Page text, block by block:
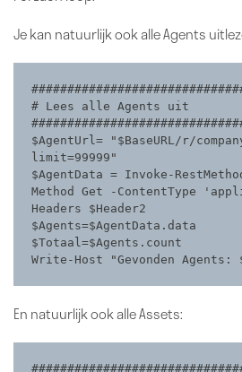
Je kan natuurlijk ook alle Agents
# Lees alle Agents uit
$AgentUrl= "$BaseURL/r/
limit=99999"
$AgentData = Invoke-
Method Get -ContentType
Headers $Header2
$Agents=$AgentData.data
$Totaal=$Agents.count
Write-Host "Gevonden Agents:
En natuurlijk ook alle Assets: